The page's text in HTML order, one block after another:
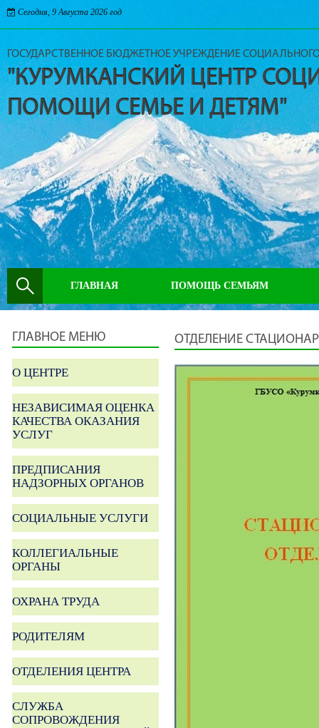
Сегодня, 9 Августа 2026 год
ГОСУДАРСТВЕННОЕ БЮДЖЕТНОЕ УЧРЕЖДЕНИЕ
"КУРУМКАНСКИЙ ЦЕНТР
ПОМОЩИ СЕМЬЕ И ДЕТЯМ"
ГЛАВНАЯ ПОМОЩЬ СЕМЬЯМ
ГЛАВНОЕ МЕНЮ
О ЦЕНТРЕ
НЕЗАВИСИМАЯ ОЦЕНКА
КАЧЕСТВА ОКАЗАНИЯ
УСЛУГ
ПРЕДПИСАНИЯ
НАДЗОРНЫХ ОРГАНОВ
СОЦИАЛЬНЫЕ УСЛУГИ
КОЛЛЕГИАЛЬНЫЕ
ОРГАНЫ
ОХРАНА ТРУДА
РОДИТЕЛЯМ
ОТДЕЛЕНИЯ ЦЕНТРА
СЛУЖБА
СОПРОВОЖДЕНИЯ
ОТДЕЛЕНИЕ